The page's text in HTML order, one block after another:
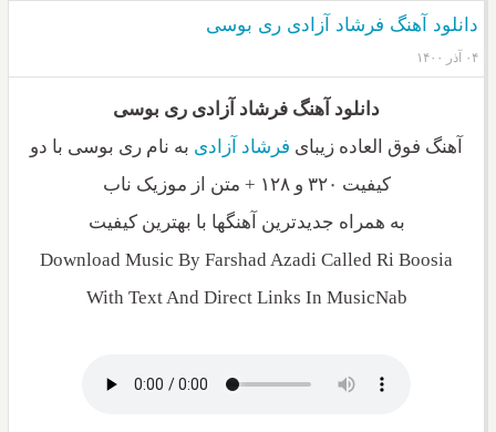
دانلود آهنگ فرشاد آزادی ری بوسی
۰۴ آذر ۱۴۰۰
دانلود آهنگ فرشاد آزادی ری بوسی
آهنگ فوق العاده زیبای فرشاد آزادی به نام ری بوسی با دو
کیفیت ۳۲۰ و ۱۲۸ + متن از موزیک ناب
به همراه جدیدترین آهنگها با بهترین کیفیت
Download Music By Farshad Azadi Called Ri Boosia
With Text And Direct Links In MusicNab